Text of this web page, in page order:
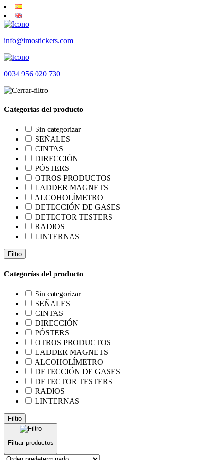
info@imostickers.com
0034 956 020 730
Categorías del producto
Sin categorizar
SEÑALES
CINTAS
DIRECCIÓN
PÓSTERS
OTROS PRODUCTOS
LADDER MAGNETS
ALCOHOLÍMETRO
DETECCIÓN DE GASES
DETECTOR TESTERS
RADIOS
LINTERNAS
Filtro
Categorías del producto
Sin categorizar
SEÑALES
CINTAS
DIRECCIÓN
PÓSTERS
OTROS PRODUCTOS
LADDER MAGNETS
ALCOHOLÍMETRO
DETECCIÓN DE GASES
DETECTOR TESTERS
RADIOS
LINTERNAS
Filtro
Filtrar productos